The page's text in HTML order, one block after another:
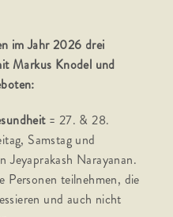
im Jahr 2026 drei
Markus Knodel und
= 27. & 28.
Samstag und
Jeyaprakash Narayanan.
Personen teilnehmen, die
und auch nicht